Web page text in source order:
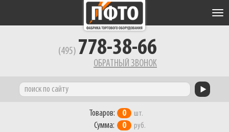
(495) 778-38-66
ОБРАТНЫЙ ЗВОНОК
Товаров: 0 шт.
Сумма: 0 руб.